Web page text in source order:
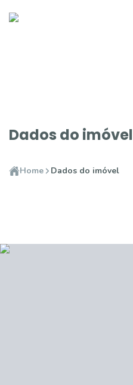
Dados do imóvel
Home Dados do imóvel